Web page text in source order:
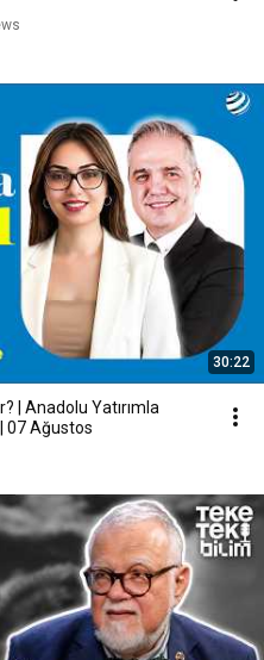
30:22
| Anadolu Yatırımla
07 Ağustos